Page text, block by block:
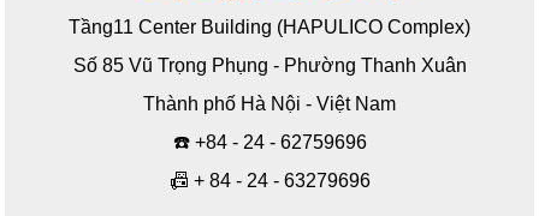
Tầng11 Center Building (HAPULICO Complex)
Số 85 Vũ Trọng Phụng - Phường Thanh Xuân
Thành phố Hà Nội - Việt Nam
☎️ +84 - 24 - 62759696
📠 + 84 - 24 - 63279696